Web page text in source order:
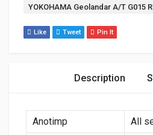
Etichetă:
YOKOHAMA Geolandar A/T G015
Like Tweet Pin It
Description
Anotimp
All